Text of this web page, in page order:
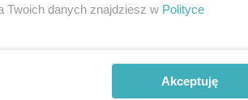
Twoich danych znajdziesz w Polityce
Akceptuję